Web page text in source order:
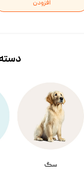
افزودن
سگ